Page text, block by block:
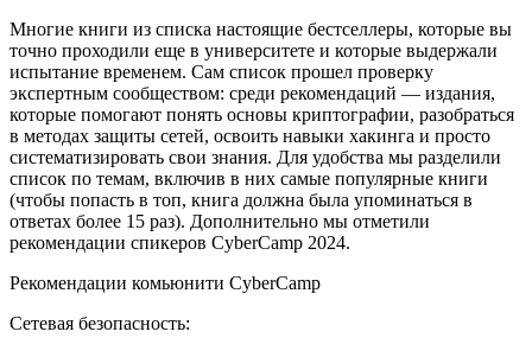
Многие книги из списка настоящие бестселлеры, которые вы
точно проходили еще в университете и которые выдержали
испытание временем. Сам список прошел проверку
экспертным сообществом: среди рекомендаций — издания,
которые помогают понять основы криптографии, разобраться
в методах защиты сетей, освоить навыки хакинга и просто
систематизировать свои знания. Для удобства мы разделили
список по темам, включив в них самые популярные книги
(чтобы попасть в топ, книга должна была упоминаться в
ответах более 15 раз). Дополнительно мы отметили
рекомендации спикеров CyberCamp 2024.
Рекомендации комьюнити CyberCamp
Сетевая безопасность: